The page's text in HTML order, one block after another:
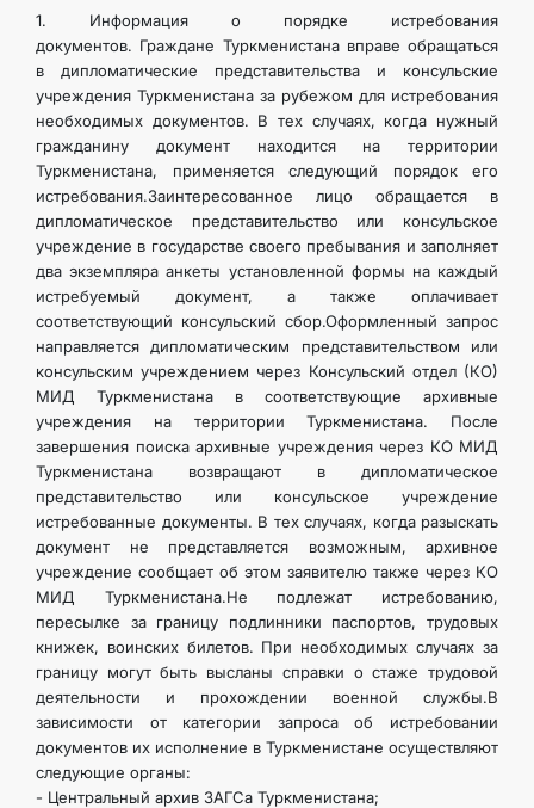
1. Информация о порядке истребования
документов. Граждане Туркменистана вправе обращаться
в дипломатические представительства и консульские
учреждения Туркменистана за рубежом для истребования
необходимых документов. В тех случаях, когда нужный
гражданину документ находится на территории
Туркменистана, применяется следующий порядок его
истребования.Заинтересованное лицо обращается в
дипломатическое представительство или консульское
учреждение в государстве своего пребывания и заполняет
два экземпляра анкеты установленной формы на каждый
истребуемый документ, а также оплачивает
соответствующий консульский сбор.Оформленный запрос
направляется дипломатическим представительством или
консульским учреждением через Консульский отдел (КО)
МИД Туркменистана в соответствующие архивные
учреждения на территории Туркменистана. После
завершения поиска архивные учреждения через КО МИД
Туркменистана возвращают в дипломатическое
представительство или консульское учреждение
истребованные документы. В тех случаях, когда разыскать
документ не представляется возможным, архивное
учреждение сообщает об этом заявителю также через КО
МИД Туркменистана.Не подлежат истребованию,
пересылке за границу подлинники паспортов, трудовых
книжек, воинских билетов. При необходимых случаях за
границу могут быть высланы справки о стаже трудовой
деятельности и прохождении военной службы.В
зависимости от категории запроса об истребовании
документов их исполнение в Туркменистане осуществляют
следующие органы:
- Центральный архив ЗАГСа Туркменистана;